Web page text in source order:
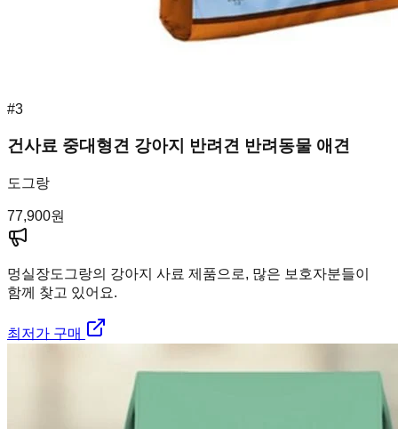
#3
건사료 중대형견 강아지 반려견 반려동물 애견
도그랑
77,900원
멍실장도그랑의 강아지 사료 제품으로, 많은 보호자분들이
함께 찾고 있어요.
최저가 구매